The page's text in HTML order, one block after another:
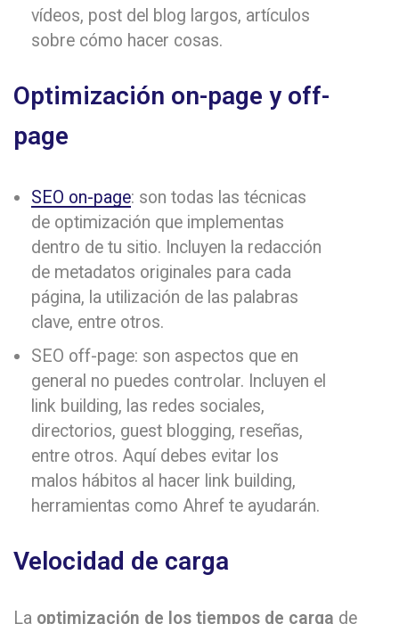
vídeos, post del blog largos, artículos
sobre cómo hacer cosas.
Optimización on-page y off-
page
SEO on-page: son todas las técnicas
de optimización que implementas
dentro de tu sitio. Incluyen la redacción
de metadatos originales para cada
página, la utilización de las palabras
clave, entre otros.
SEO off-page: son aspectos que en
general no puedes controlar. Incluyen el
link building, las redes sociales,
directorios, guest blogging, reseñas,
entre otros. Aquí debes evitar los
malos hábitos al hacer link building,
herramientas como Ahref te ayudarán.
Velocidad de carga
La optimización de los tiempos de carga de